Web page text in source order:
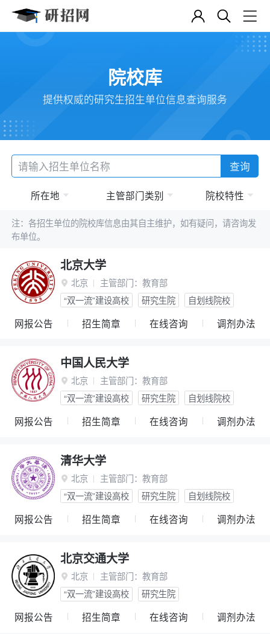
院校库
提供权威的研究生招生单位信息查询服务
查询
所在地 主管部门类别 院校特性
注：各招生单位的院校库信息由其自主维护，如有疑问，请咨询发
布单位。
北京大学
 北京 主管部门： 教育部
“双一流”建设高校
研究生院 自划线院校
网报公告 招生简章 在线咨询 调剂办法
中国人民大学
 北京 主管部门： 教育部
“双一流”建设高校
研究生院 自划线院校
网报公告 招生简章 在线咨询 调剂办法
清华大学
 北京 主管部门： 教育部
“双一流”建设高校
研究生院 自划线院校
网报公告 招生简章 在线咨询 调剂办法
北京交通大学
 北京 主管部门： 教育部
“双一流”建设高校
研究生院
网报公告 招生简章 在线咨询 调剂办法